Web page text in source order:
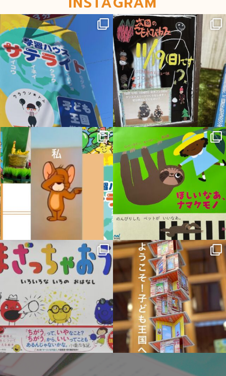
sateraito_okazaki
12月 1
sateraito_okazaki
11月 16
sateraito_okazaki sateraito_okazaki
10月 19
sateraito_okazaki
9月 21
sateraito_okazaki
9月 14